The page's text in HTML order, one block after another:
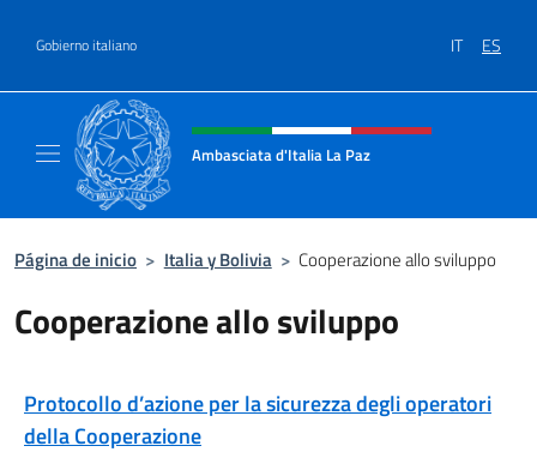
Gobierno italiano IT ES
Encabezado del sitio web,
Ambasciata d'Italia La Paz
Página de inicio > Italia y Bolivia > Cooperazione allo sviluppo
Cooperazione allo sviluppo
Protocollo d’azione per la sicurezza degli operatori
della Cooperazione